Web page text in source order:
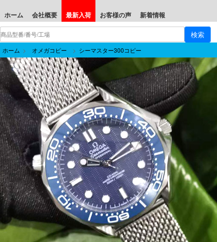
ホーム 会社概要 最新入荷 お客様の声 新着情報
ホーム > オメガコピー > シーマスター300コピー